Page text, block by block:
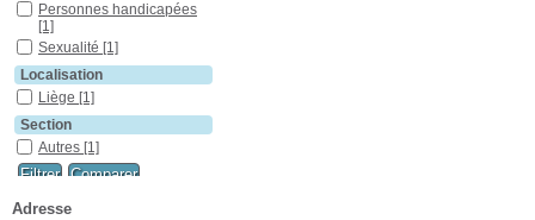
Personnes handicapées
[1]
Sexualité [1]
Localisation
Liège [1]
Section
Autres [1]
Adresse